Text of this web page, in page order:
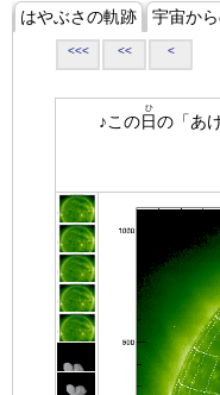
はやぶさの軌跡 宇宙か
<<< << <
♪この日
ひ
の「あ